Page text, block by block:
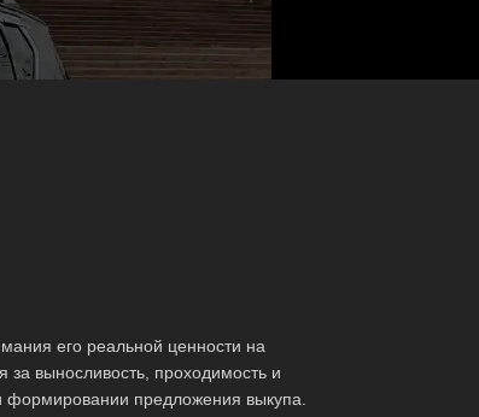
его реальной ценности на
выносливость, проходимость и
формировании предложения выкупа.